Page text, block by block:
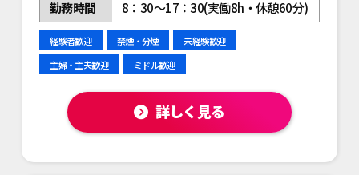
勤務時間 8：30～17：30(実働8h・休憩60分)
経験者歓迎 禁煙・分煙
未経験歓迎
主婦・主夫歓迎
ミドル歓迎
詳しく見る